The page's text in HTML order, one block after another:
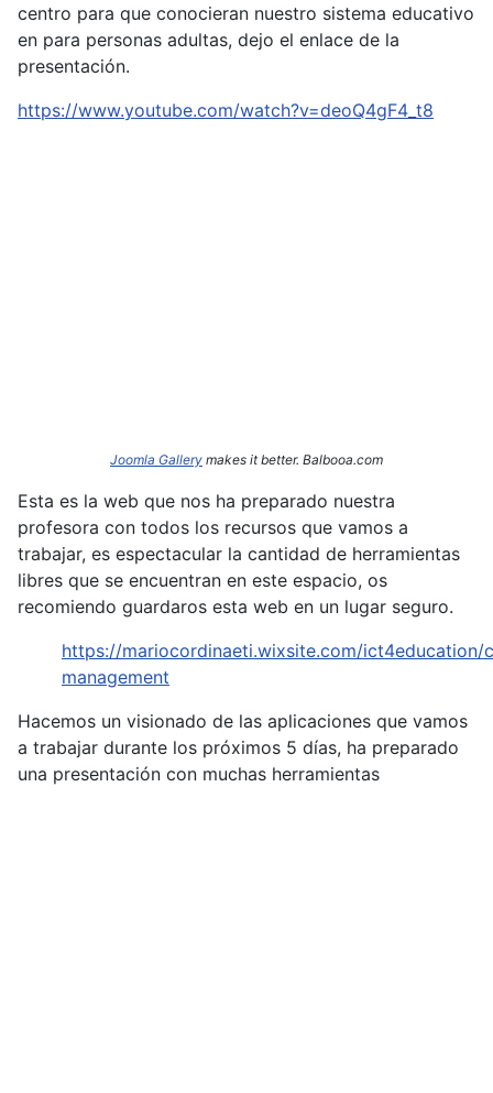
centro para que conocieran nuestro sistema educativo
en para personas adultas, dejo el enlace de la
presentación.
https://www.youtube.com/watch?v=deoQ4gF4_t8
Joomla Gallery makes it better. Balbooa.com
Esta es la web que nos ha preparado nuestra
profesora con todos los recursos que vamos a
trabajar, es espectacular la cantidad de herramientas
libres que se encuentran en este espacio, os
recomiendo guardaros esta web en un lugar seguro.
https://mariocordinaeti.wixsite.com/ict4education/
management
Hacemos un visionado de las aplicaciones que vamos
a trabajar durante los próximos 5 días, ha preparado
una presentación con muchas herramientas